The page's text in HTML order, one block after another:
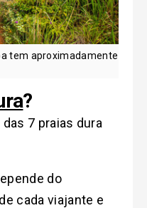
tem aproximadamente
?
7 praias dura
do
cada viajante e